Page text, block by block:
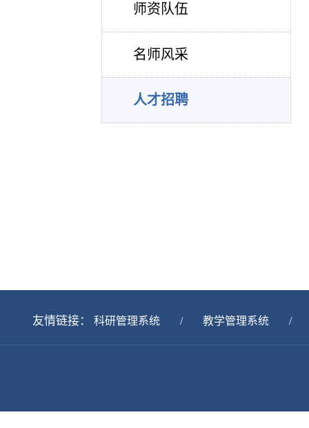
师资队伍
名师风采
人才招聘
友情链接： 科研管理系统 / 教学管理系统 /